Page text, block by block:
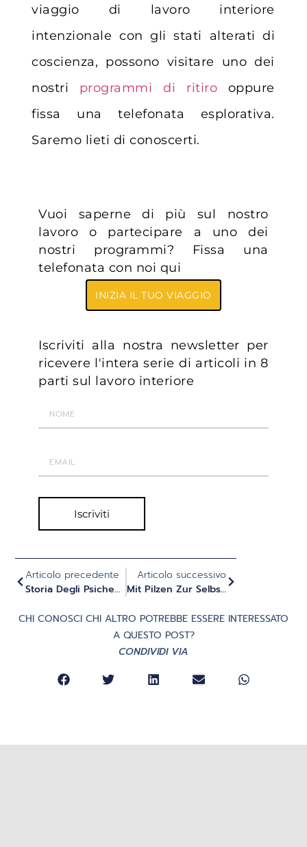
viaggio di lavoro interiore
intenzionale con gli stati alterati di
coscienza, possono visitare uno dei
nostri programmi di ritiro oppure
fissa una telefonata esplorativa.
Saremo lieti di conoscerti.
Vuoi saperne di più sul nostro
lavoro o partecipare a uno dei
nostri programmi? Fissa una
telefonata con noi qui
INIZIA IL TUO VIAGGIO
Iscriviti alla nostra newsletter per
ricevere l'intera serie di articoli in 8
parti sul lavoro interiore
Iscriviti
Articolo precedente
Storia Degli Psichedelici Come Antiche Tecnologie Della Coscienza (Parte 1)
Articolo successivo
Mit Pilzen Zur Selbstfindung? - Podcast Con Ralf Baumgarten Sulla Psichedelia Come Strumento Di Sviluppo E Di Ricerca
CHI CONOSCI CHI ALTRO POTREBBE ESSERE INTERESSATO
A QUESTO POST?
CONDIVIDI VIA